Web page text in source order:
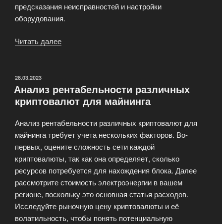
предсказания неисправностей и настройки
оборудования.
Читать далее
нового
в
ОПУБЛИКОВАНО
28.03.2023
Анализ рентабельности различных
криптовалют для майнинга
Анализ рентабельности различных криптовалют для
майнинга требует учета нескольких факторов. Во-
первых, оцените сложность сети каждой
криптовалюты, так как она определяет, сколько
ресурсов потребуется для нахождения блока. Далее
рассмотрите стоимость электроэнергии в вашем
регионе, поскольку это основная статья расходов.
Исследуйте рыночную цену криптовалюты и её
волатильность, чтобы понять потенциальную